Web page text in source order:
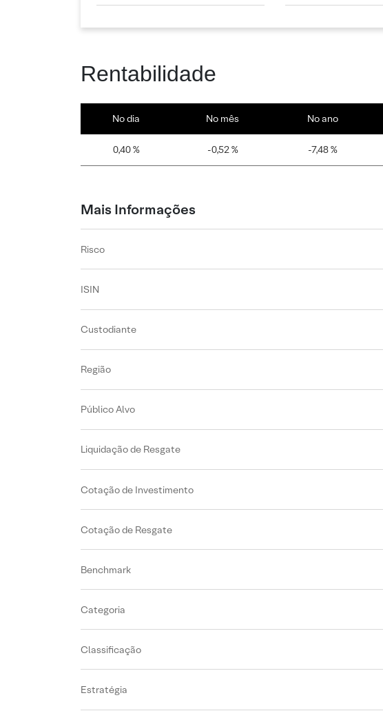
Rentabilidade
No dia No mês No ano
0,40 % -0,52 % -7,48 %
Mais Informações
Risco
ISIN
Custodiante
Região
Público Alvo
Liquidação de Resgate
Cotação de Investimento
Cotação de Resgate
Benchmark
Categoria
Classificação
Estratégia